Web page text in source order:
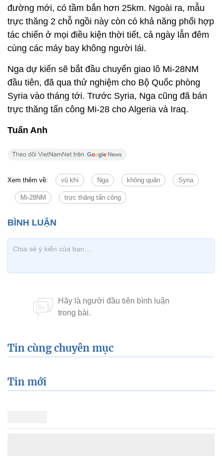
đường mới, có tầm bắn hơn 25km. Ngoài ra, mẫu
trực thăng 2 chỗ ngồi này còn có khả năng phối hợp
tác chiến ở mọi điều kiện thời tiết, cả ngày lẫn đêm
cùng các máy bay không người lái.
Nga dự kiến sẽ bắt đầu chuyển giao lô Mi-28NM
đầu tiên, đã qua thử nghiệm cho Bộ Quốc phòng
Syria vào tháng tới. Trước Syria, Nga cũng đã bán
trực thăng tấn công Mi-28 cho Algeria và Iraq.
Tuấn Anh
Xem thêm về: vũ khí Nga không quân Syria
Mi-28NM trực thăng tấn công
Tin cùng chuyên mục
Tin mới